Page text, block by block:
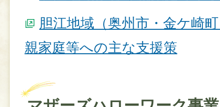
胆江地域（奥州市・金ケ崎
親家庭等への主な支援策